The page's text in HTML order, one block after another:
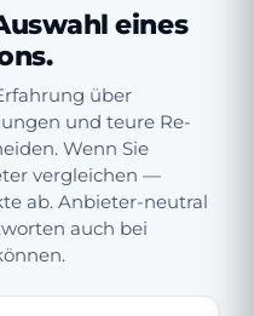
eines
über
und teure Re-
Wenn Sie
vergleichen —
ab. Anbieter-neutral
auch bei